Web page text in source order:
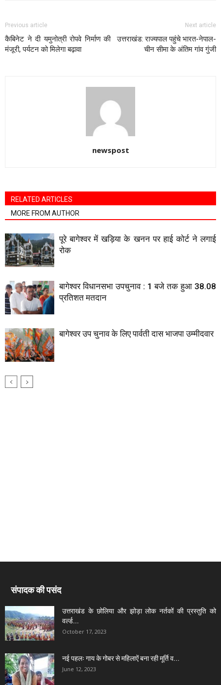
Previous article
कैबिनेट ने दी यमुनोत्री रोपवे निर्माण की
मंजूरी, पर्यटन को मिलेगा बढ़ावा
Next article
उत्तराखंड: राज्यपाल पहुंचे भारत-नेपाल-
चीन सीमा के अंतिम गांव गुंजी
newspost
RELATED ARTICLES
MORE FROM AUTHOR
पूरे बागेश्वर में खड़िया के खनन पर हाई कोर्ट ने लगाई
रोक
बागेश्वर विधानसभा उपचुनाव : 1 बजे तक हुआ 38.08
प्रतिशत मतदान
बागेश्वर उप चुनाव के लिए पार्वती दास भाजपा उम्मीदवार
संपादक की पसंद
उत्तराखंड के छोलिया और झोड़ा लोक नर्तकों की प्रस्तुति को
वर्ल्ड...
October 17, 2023
नई पहलः गाय के गोबर से महिलाऐं बना रही मूर्ति व...
June 12, 2023